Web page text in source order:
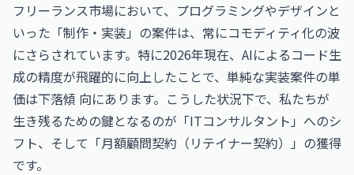
フリーランス市場において、プログラミングやデザインと
いった「制作・実装」の案件は、常にコモディティ化の波
にさらされています。特に2026年現在、AIによるコード生
成の精度が飛躍的に向上したことで、単純な実装案件の単
価は下落傾 向にあります。こうした状況下で、私たちが
生き残るための鍵となるのが「ITコンサルタント」へのシ
フト、そして「月額顧問契約（リテイナー契約）」の獲得
です。